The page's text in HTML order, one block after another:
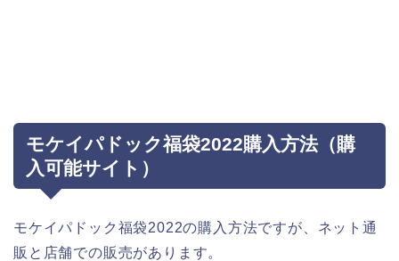
モケイパドック福袋2022購入方法（購
入可能サイト）
モケイパドック福袋2022の購入方法ですが、ネット通
販と店舗での販売があります。